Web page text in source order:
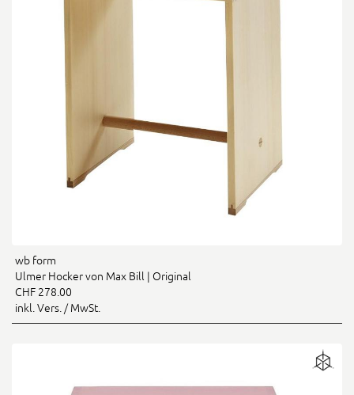
wb form
Ulmer Hocker von Max Bill | Original
CHF 278.00
inkl. Vers. / MwSt.